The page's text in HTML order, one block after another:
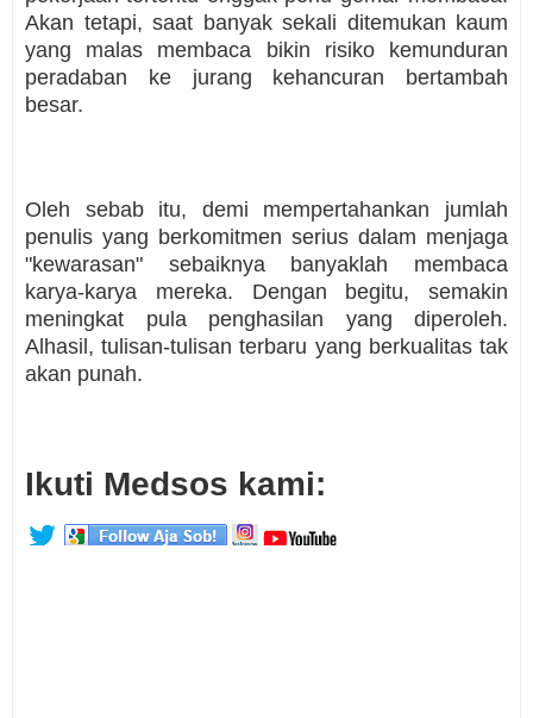
Akan tetapi, saat banyak sekali ditemukan kaum
yang malas membaca bikin risiko kemunduran
peradaban ke jurang kehancuran bertambah
besar.
Oleh sebab itu, demi mempertahankan jumlah
penulis yang berkomitmen serius dalam menjaga
"kewarasan" sebaiknya banyaklah membaca
karya-karya mereka. Dengan begitu, semakin
meningkat pula penghasilan yang diperoleh.
Alhasil, tulisan-tulisan terbaru yang berkualitas tak
akan punah.
Ikuti Medsos kami: